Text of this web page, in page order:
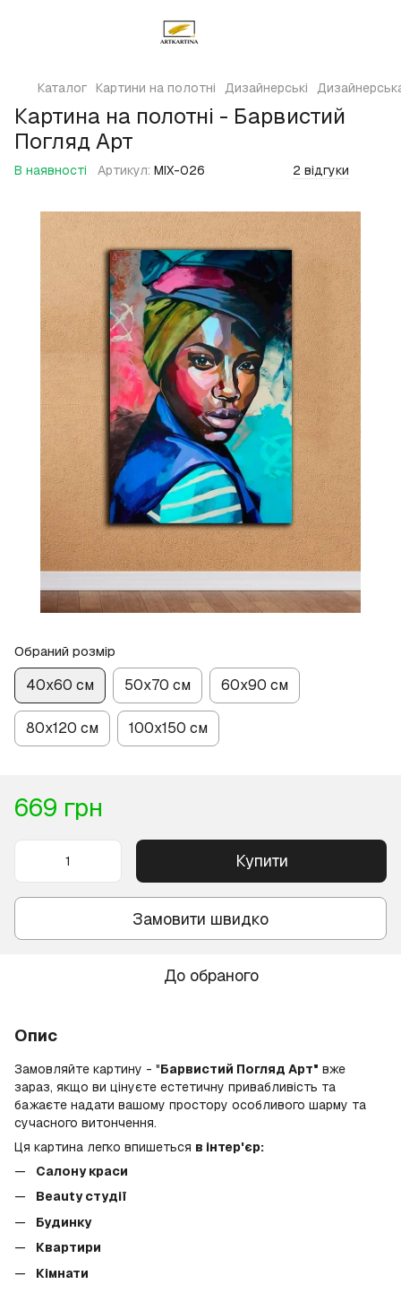
Каталог Картини на полотні Дизайнерські
Картина на полотні - Барвистий
Погляд Арт
В наявності Артикул: MIX-026 2 відгуки
Обраний розмір
40х60 см 50х70 см 60х90 см
80х120 см 100х150 см
669 грн
Купити
Замовити швидко
До обраного
Опис
Замовляйте картину - "Барвистий Погляд Арт" вже
зараз, якщо ви цінуєте естетичну привабливість та
бажаєте надати вашому простору особливого шарму та
сучасного витончення.
Ця картина легко впишеться в інтер'єр:
Салону краси
Beauty студії
Будинку
Квартири
Кімнати